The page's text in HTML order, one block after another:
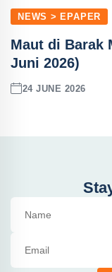
NEWS > EPAPER
Maut di Barak
Juni 2026)
24 JUNE 2026